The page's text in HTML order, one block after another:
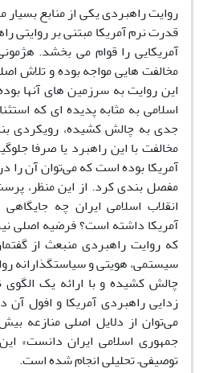
روایت راهبردی یکی از منابع
قدرت نرم آمریکا مبتنی بر روایتی
آمریکایی را قوام می بخشد.
مخالفت هایی مواجه بوده و تلاش
این روایت به سرزمین های آنها
اسلامی به مثابه پدیده ای که
جدی به چالش کشیده، رویکردی
مخالفت با این راهبرد یا صرفا
آمریکا بوده ‌است که می‌توان آن را
مفصل بندی کرد. از این منظر،
انقلاب اسلامی ایران چه
آمریکا داشته است؟ فرضیه اصلی
که روایت راهبردی منبعث از
سیستمی، هویتی و سیاستگذارانه
چالش کشیده و با ارائه یک
زدایی راهبردی آمریکا و افول
می‌توان از دلایل اصلی منازعه
جمهوری اسلامی ایران دانست»
توصیفی– تحلیلی انجام شده است.